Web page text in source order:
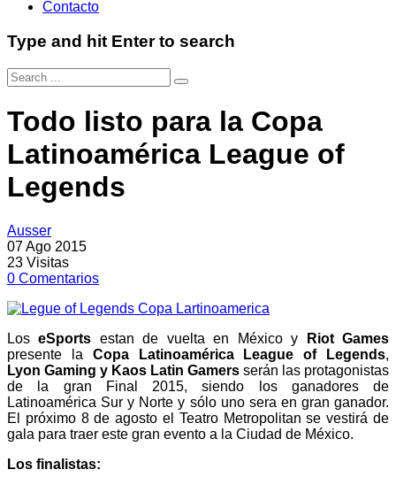
Contacto
Type and hit Enter to search
Todo listo para la Copa
Latinoamérica League of
Legends
Ausser
07 Ago 2015
23 Visitas
0 Comentarios
Los eSports estan de vuelta en México y
Riot Games
presente la Copa Latinoamérica League of Legends,
Lyon Gaming y Kaos Latin Gamers serán las protagonistas
de la gran Final 2015, siendo los ganadores de
Latinoamérica Sur y Norte y sólo uno sera en gran ganador.
El próximo 8 de agosto el Teatro Metropolitan se vestirá de
gala para traer este gran evento a la Ciudad de México.
Los finalistas: